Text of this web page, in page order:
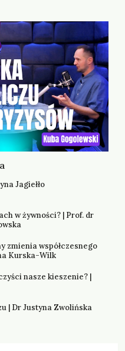
Jagiełło
w żywności? | Prof. dr
zmienia współczesnego
Kurska-Wilk
nasze kieszenie? |
| Dr Justyna Zwolińska